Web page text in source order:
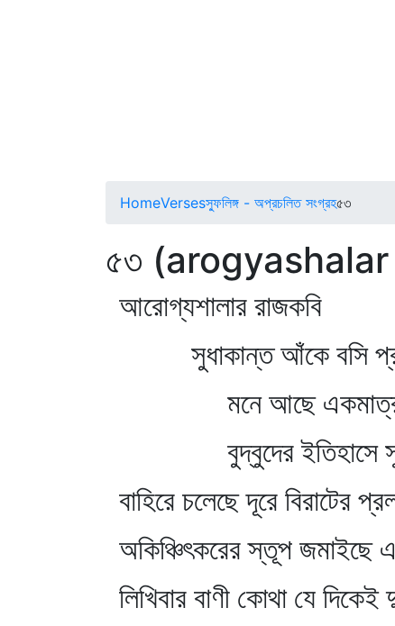
HomeVersesস্ফুলিঙ্গ - অপ্রচলিত সংগ্রহ৫৩
৫৩
আরোগ্যশালার রাজকবি
সুধাকান্ত আঁকে বসি
মনে আছে একমাত্র
বুদ্‌বুদের ইতিহাসে
বাহিরে চলেছে দূরে বিরাটের
অকিঞ্চিৎকরের স্তূপ জমাইছে
লিখিবার বাণী কোথা যে